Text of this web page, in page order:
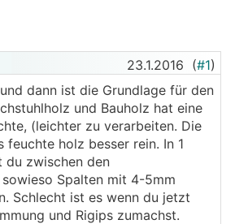
23.1.2016 (#1)
dann ist die Grundlage für den
und Bauholz hat eine
(leichter zu verarbeiten. Die
feuchte holz besser rein. In 1
du zwischen den
Spalten mit 4-5mm
Schlecht ist es wenn du jetzt
und Rigips zumachst.